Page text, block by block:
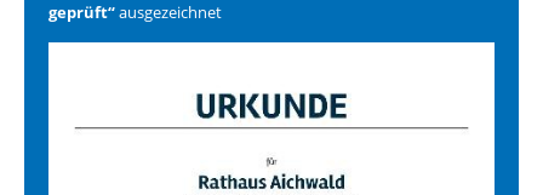
geprüft“ausgezeichnet